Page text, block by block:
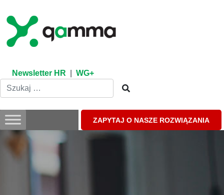
content
Newsletter HR WG+
ZAPYTAJ O NASZE ROZWIĄZANIA